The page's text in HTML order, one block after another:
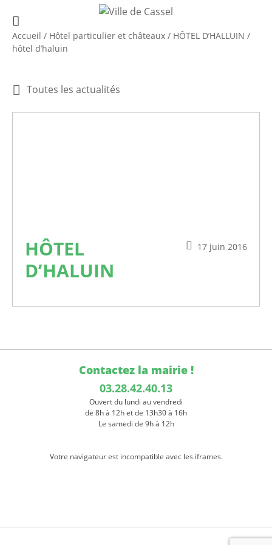
Accueil / Hôtel particulier et châteaux / HÔTEL D’HALLUIN /
hôtel d’haluin
Toutes les actualités
17 juin 2016
HÔTEL
D’HALUIN
Contactez la mairie !
03.28.42.40.13
Ouvert du lundi au vendredi
de 8h à 12h et de 13h30 à 16h
Le samedi de 9h à 12h
Votre navigateur est incompatible avec les iframes.